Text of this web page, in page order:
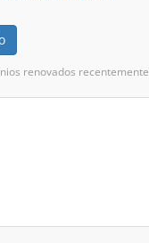
renovados recentemente